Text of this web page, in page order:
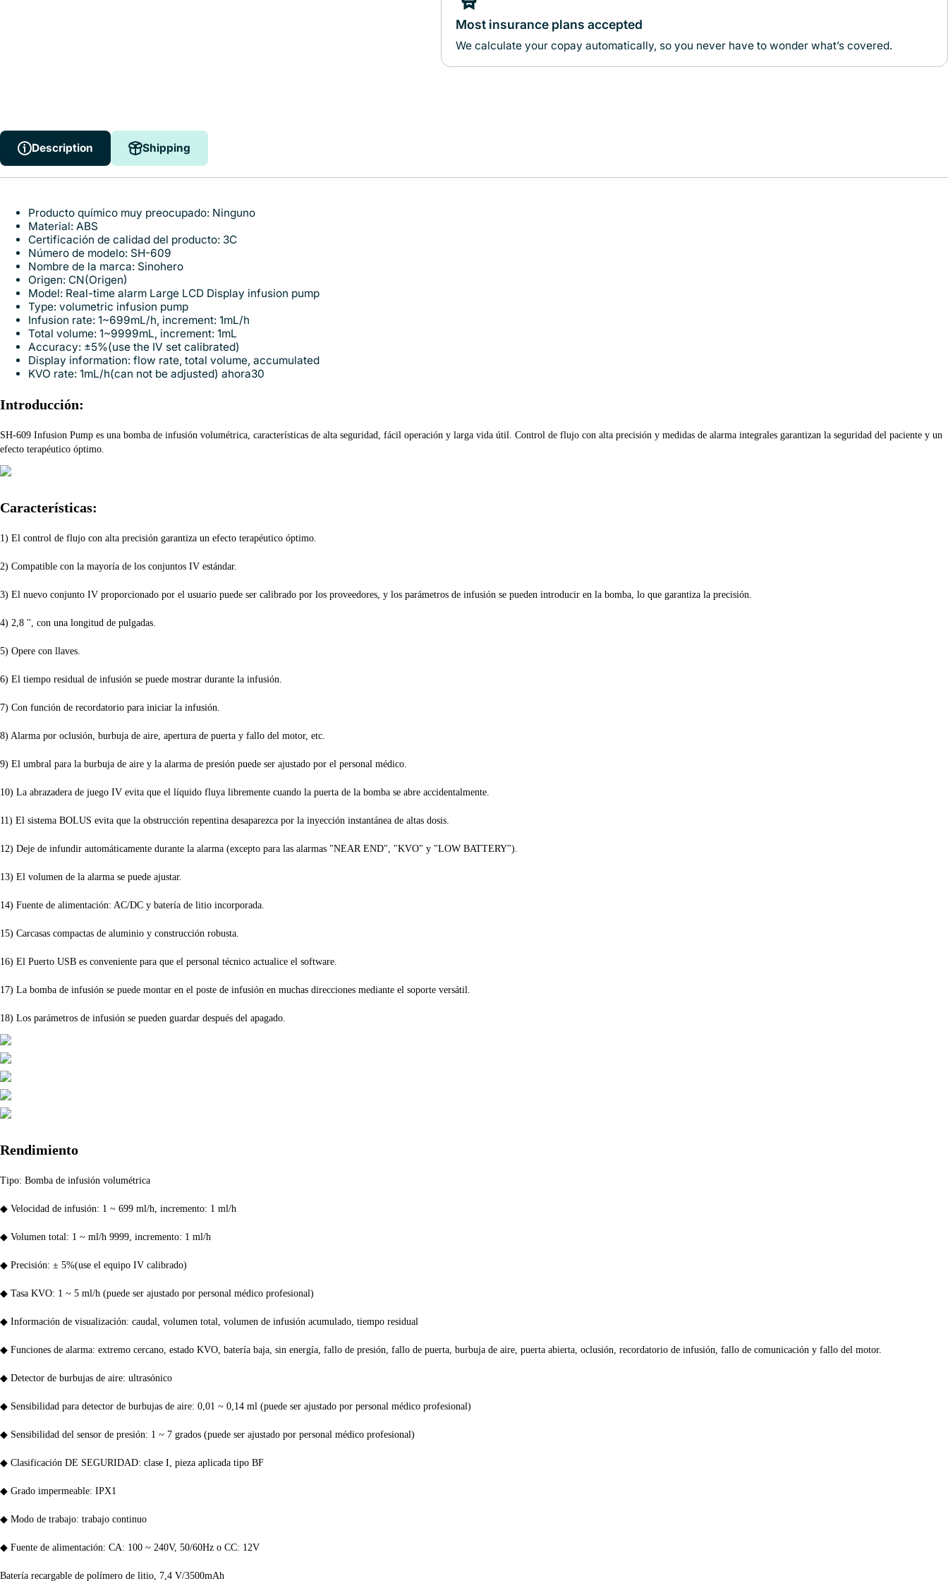
Most insurance plans accepted
We calculate your copay automatically, so you never have to wonder what’s covered.
Description
Shipping
Producto químico muy preocupado: Ninguno
Material: ABS
Certificación de calidad del producto: 3C
Número de modelo: SH-609
Nombre de la marca: Sinohero
Origen: CN(Origen)
Model: Real-time alarm Large LCD Display infusion pump
Type: volumetric infusion pump
Infusion rate: 1~699mL/h, increment: 1mL/h
Total volume: 1~9999mL, increment: 1mL
Accuracy: ±5%(use the IV set calibrated)
Display information: flow rate, total volume, accumulated
KVO rate: 1mL/h(can not be adjusted) ahora30
Introducción:
SH-609 Infusion Pump es una bomba de infusión volumétrica, características de alta seguridad, fácil operación y larga vida útil. Control de flujo con alta precisión y medidas de alarma integrales garantizan la seguridad del paciente y un
efecto terapéutico óptimo.
Características:
1) El control de flujo con alta precisión garantiza un efecto terapéutico óptimo.
2) Compatible con la mayoría de los conjuntos IV estándar.
3) El nuevo conjunto IV proporcionado por el usuario puede ser calibrado por los proveedores, y los parámetros de infusión se pueden introducir en la bomba, lo que garantiza la precisión.
4) 2,8 '', con una longitud de pulgadas.
5) Opere con llaves.
6) El tiempo residual de infusión se puede mostrar durante la infusión.
7) Con función de recordatorio para iniciar la infusión.
8) Alarma por oclusión, burbuja de aire, apertura de puerta y fallo del motor, etc.
9) El umbral para la burbuja de aire y la alarma de presión puede ser ajustado por el personal médico.
10) La abrazadera de juego IV evita que el líquido fluya libremente cuando la puerta de la bomba se abre accidentalmente.
11) El sistema BOLUS evita que la obstrucción repentina desaparezca por la inyección instantánea de altas dosis.
12) Deje de infundir automáticamente durante la alarma (excepto para las alarmas "NEAR END", "KVO" y "LOW BATTERY").
13) El volumen de la alarma se puede ajustar.
14) Fuente de alimentación: AC/DC y batería de litio incorporada.
15) Carcasas compactas de aluminio y construcción robusta.
16) El Puerto USB es conveniente para que el personal técnico actualice el software.
17) La bomba de infusión se puede montar en el poste de infusión en muchas direcciones mediante el soporte versátil.
18) Los parámetros de infusión se pueden guardar después del apagado.
Rendimiento
Tipo: Bomba de infusión volumétrica
◆ Velocidad de infusión: 1 ~ 699 ml/h, incremento: 1 ml/h
◆ Volumen total: 1 ~ ml/h 9999, incremento: 1 ml/h
◆ Precisión: ± 5%(use el equipo IV calibrado)
◆ Tasa KVO: 1 ~ 5 ml/h (puede ser ajustado por personal médico profesional)
◆ Información de visualización: caudal, volumen total, volumen de infusión acumulado, tiempo residual
◆ Funciones de alarma: extremo cercano, estado KVO, batería baja, sin energía, fallo de presión, fallo de puerta, burbuja de aire, puerta abierta, oclusión, recordatorio de infusión, fallo de comunicación y fallo del motor.
◆ Detector de burbujas de aire: ultrasónico
◆ Sensibilidad para detector de burbujas de aire: 0,01 ~ 0,14 ml (puede ser ajustado por personal médico profesional)
◆ Sensibilidad del sensor de presión: 1 ~ 7 grados (puede ser ajustado por personal médico profesional)
◆ Clasificación DE SEGURIDAD: clase I, pieza aplicada tipo BF
◆ Grado impermeable: IPX1
◆ Modo de trabajo: trabajo continuo
◆ Fuente de alimentación: CA: 100 ~ 240V, 50/60Hz o CC: 12V
Batería recargable de polímero de litio, 7,4 V/3500mAh